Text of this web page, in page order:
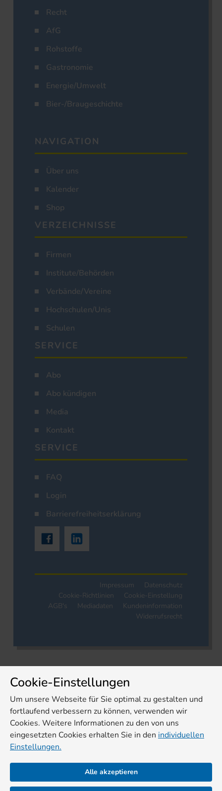
Recht
AfG
Rohstoffe
Gastronomie
Energie/Umwelt
Bier-/Braugeschichte
NAVIGATION
Über uns
Kalender
Shop
VERZEICHNISSE
Firmen
Institute/Behörden
Verbände/Vereine
Hochschulen/Unis
Schulen
SERVICE
Abo
Abo kündigen
Media
Kontakt
SERVICE
FAQ
Login
Barrierefreiheitserklärung
Impressum
Datenschutz
Cookie-Richtlinien
Cookie-Einstellung
AGB's
Mediadaten
Kundeninformation
Widerrufsrecht
Cookie-Einstellungen
Um unsere Webseite für Sie optimal zu gestalten und
fortlaufend verbessern zu können, verwenden wir
Cookies. Weitere Informationen zu den von uns
eingesetzten Cookies erhalten Sie in den individuellen
Einstellungen.
Alle akzeptieren